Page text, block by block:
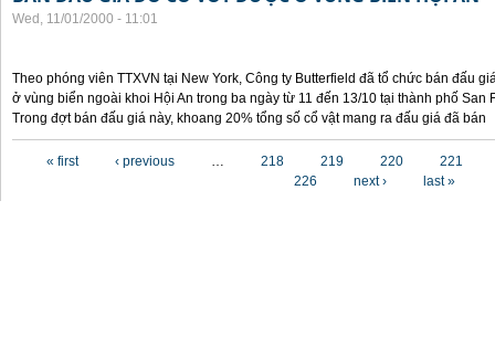
Wed, 11/01/2000 - 11:01
Theo phóng viên TTXVN tại New York, Công ty Butterfield đã tổ chức bán đấu
ở vùng biển ngoài khoi Hội An trong ba ngày từ 11 đến 13/10 tại thành phố San
Trong đợt bán đấu giá này, khoang 20% tổng số cổ vật mang ra đấu giá đã bán
« first ‹ previous … 218 219 220
221
226
next › last »